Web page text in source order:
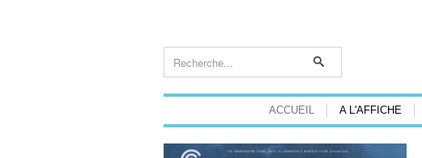
ACCUEIL A L'AFFICHE